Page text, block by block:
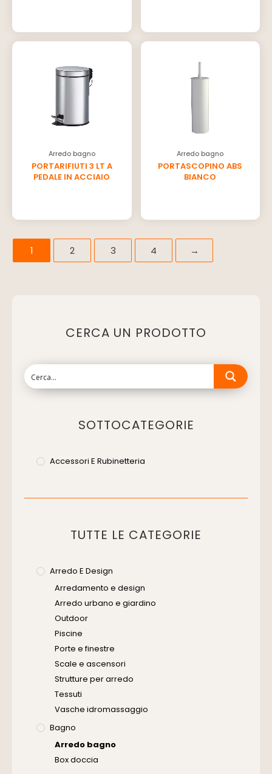
Arredo bagno
PORTARIFIUTI 3 LT A
PEDALE IN ACCIAIO
Arredo bagno
PORTASCOPINO ABS
BIANCO
1 2 3 4 →
CERCA UN PRODOTTO
SOTTOCATEGORIE
Accessori E Rubinetteria
TUTTE LE CATEGORIE
Arredo E Design
Arredamento e design
Arredo urbano e giardino
Outdoor
Piscine
Porte e finestre
Scale e ascensori
Strutture per arredo
Tessuti
Vasche idromassaggio
Bagno
Arredo bagno
Box doccia